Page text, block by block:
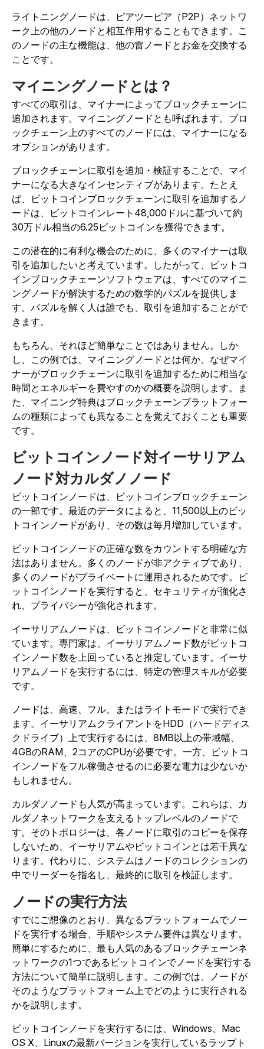
ライトニングノードは、ピアツーピア（P2P）ネットワ
ーク上の他のノードと相互作用することもできます。こ
のノードの主な機能は、他の雷ノードとお金を交換する
ことです。
マイニングノードとは？
すべての取引は、マイナーによってブロックチェーンに
追加されます。マイニングノードとも呼ばれます。ブロ
ックチェーン上のすべてのノードには、マイナーになる
オプションがあります。
ブロックチェーンに取引を追加・検証することで、マイ
ナーになる大きなインセンティブがあります。たとえ
ば、ビットコインブロックチェーンに取引を追加するノ
ードは、ビットコインレート48,000ドルに基づいて約
30万ドル相当の6.25ビットコインを獲得できます。
この潜在的に有利な機会のために、多くのマイナーは取
引を追加したいと考えています。したがって、ビットコ
インブロックチェーンソフトウェアは、すべてのマイニ
ングノードが解決するための数学的パズルを提供しま
す。パズルを解く人は誰でも、取引を追加することがで
きます。
もちろん、それほど簡単なことではありません。しか
し、この例では、マイニングノードとは何か、なぜマイ
ナーがブロックチェーンに取引を追加するために相当な
時間とエネルギーを費やすのかの概要を説明します。ま
た、マイニング特典はブロックチェーンプラットフォー
ムの種類によっても異なることを覚えておくことも重要
です。
ビットコインノード対イーサリアム
ノード対カルダノノード
ビットコインノードは、ビットコインブロックチェーン
の一部です。最近のデータによると、11,500以上のビッ
トコインノードがあり、その数は毎月増加しています。
ビットコインノードの正確な数をカウントする明確な方
法はありません。多くのノードが非アクティブであり、
多くのノードがプライベートに運用されるためです。ビ
ットコインノードを実行すると、セキュリティが強化さ
れ、プライバシーが強化されます。
イーサリアムノードは、ビットコインノードと非常に似
ています。専門家は、イーサリアムノード数がビットコ
インノード数を上回っていると推定しています。イーサ
リアムノードを実行するには、特定の管理スキルが必要
です。
ノードは、高速、フル、またはライトモードで実行でき
ます。イーサリアムクライアントをHDD（ハードディス
クドライブ）上で実行するには、8MB以上の帯域幅、
4GBのRAM、2コアのCPUが必要です。一方、ビットコ
インノードをフル稼働させるのに必要な電力は少ないか
もしれません。
カルダノノードも人気が高まっています。これらは、カ
ルダノネットワークを支えるトップレベルのノードで
す。そのトポロジーは、各ノードに取引のコピーを保存
しないため、イーサリアムやビットコインとは若干異な
ります。代わりに、システムはノードのコレクションの
中でリーダーを指名し、最終的に取引を検証します。
ノードの実行方法
すでにご想像のとおり、異なるプラットフォームでノー
ドを実行する場合、手順やシステム要件は異なります。
簡単にするために、最も人気のあるブロックチェーンネ
ットワークの1つであるビットコインでノードを実行する
方法について簡単に説明します。この例では、ノードが
そのようなプラットフォーム上でどのように実行される
かを説明します。
ビットコインノードを実行するには、Windows、Mac
OS X、Linuxの最新バージョンを実行しているラップト